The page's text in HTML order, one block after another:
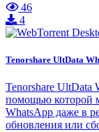
46
4
Tenorshare UltData
Tenorshare UltData
помощью которой
WhatsApp даже в
обновления или